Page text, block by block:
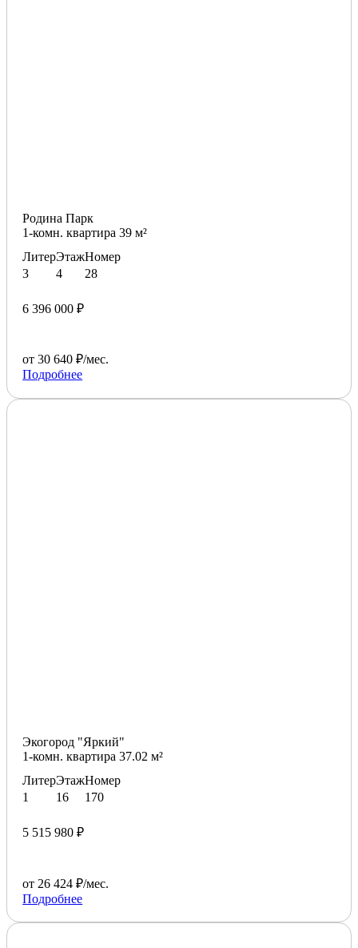
Родина Парк
1-комн. квартира 39 м²
Литер
3
Этаж
4
Номер
28
6 396 000 ₽
от 30 640 ₽/мес.
Подробнее
Экогород "Яркий"
1-комн. квартира 37.02 м²
Литер
1
Этаж
16
Номер
170
5 515 980 ₽
от 26 424 ₽/мес.
Подробнее